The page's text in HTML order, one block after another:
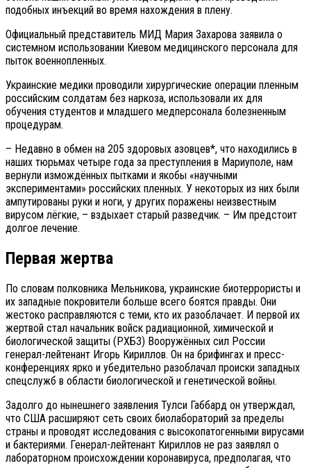
подобных инъекций во время нахождения в плену.
Официальный представитель МИД Мария Захарова заявила о
системном использовании Киевом медицинского персонала для
пыток военнопленных.
Украинские медики проводили хирургические операции пленным
российским солдатам без наркоза, использовали их для
обучения студентов и младшего медперсонала болезненным
процедурам.
– Недавно в обмен на 205 здоровых азовцев*, что находились в
наших тюрьмах четыре года за преступления в Мариуполе, нам
вернули измождённых пытками и якобы «научными
экспериментами» российских пленных. У некоторых из них были
ампутированы руки и ноги, у других поражены неизвестным
вирусом лёгкие, – вздыхает старый разведчик. – Им предстоит
долгое лечение.
Первая жертва
По словам полковника Мельникова, украинские биотеррористы и
их западные покровители больше всего боятся правды. Они
жестоко расправляются с теми, кто их разоблачает. И первой их
жертвой стал начальник войск радиационной, химической и
биологической защиты (РХБЗ) Вооружённых сил России
генерал-лейтенант Игорь Кириллов. Он на брифингах и пресс-
конференциях ярко и убедительно разоблачал происки западных
спецслужб в области биологической и генетической войны.
Задолго до нынешнего заявления Тулси Габбард он утверждал,
что США расширяют сеть своих биолабораторий за пределы
страны и проводят исследования с высокопатогенными вирусами
и бактериями. Генерал-лейтенант Кириллов не раз заявлял о
лабораторном происхождении коронавируса, предполагая, что